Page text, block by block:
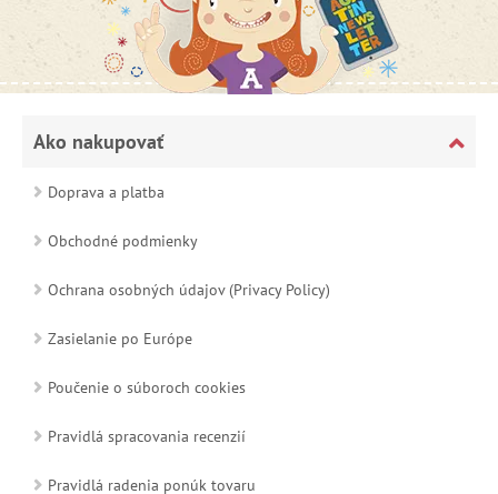
Ako nakupovať
Doprava a platba
Obchodné podmienky
Ochrana osobných údajov (Privacy Policy)
Zasielanie po Európe
Poučenie o súboroch cookies
Pravidlá spracovania recenzií
Pravidlá radenia ponúk tovaru